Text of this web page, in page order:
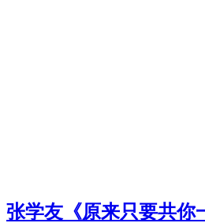
张学友《原来只要共你